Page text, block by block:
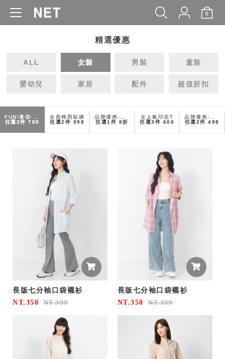
0
WOMEN MEN KIDS
BABY
精選優惠
ALL 女裝 男裝 童裝
嬰幼兒 家居 配件 超值折扣
任選2件 700
女商務西裝褲
任選2件 998
任選1件 8折
女人氣印花T
任選3件 600
任選2件 498
長版七分袖口袋襯衫
NT.350
NT.399
長版七分袖口袋襯衫
NT.350
NT.399
品牌故事 工作條款
門市據點
隱私權保護